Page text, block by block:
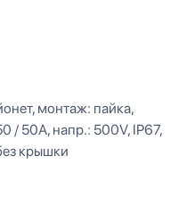
монтаж: пайка,
/ 50А, напр.: 500V, IP67,
крышки